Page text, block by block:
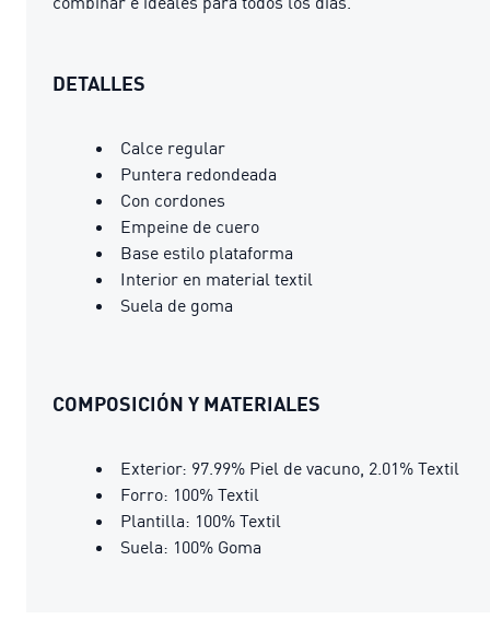
DETALLES
Calce regular
Puntera redondeada
Con cordones
Empeine de cuero
Base estilo plataforma
Interior en material textil
Suela de goma
COMPOSICIÓN Y MATERIALES
Exterior: 97.99% Piel de vacuno, 2.01% Textil
Forro: 100% Textil
Plantilla: 100% Textil
Suela: 100% Goma